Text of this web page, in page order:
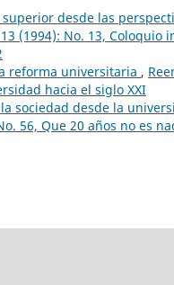
superior desde las
(1994): No. 13, Coloquio
reforma universitaria ,
hacia el siglo XXI
sociedad desde la
56, Que 20 años no es